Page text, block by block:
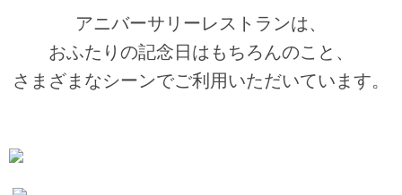
アニバーサリーレストランは、
おふたりの記念日はもちろんのこと、
さまざまなシーンでご利用いただいています。